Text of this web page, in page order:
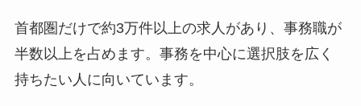
首都圏だけで約3万件以上の求人があり、事務職が
半数以上を占めます。事務を中心に選択肢を広く
持ちたい人に向いています。